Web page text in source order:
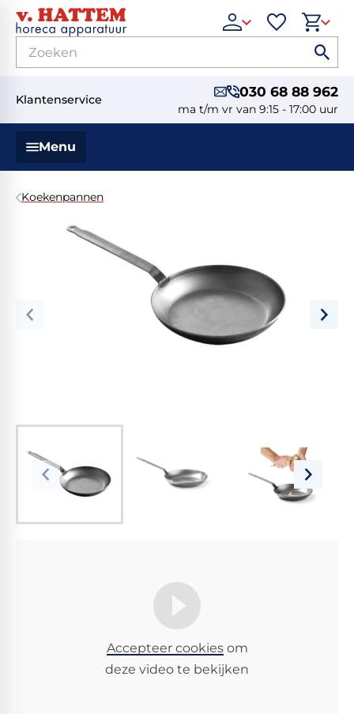
Klantenservice 030 68 88 962
ma t/m vr van 9:15 - 17:00 uur
Menu
Koekenpannen
Accepteer cookiesom
deze video te bekijken